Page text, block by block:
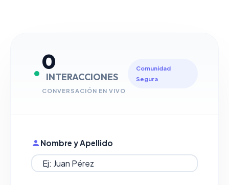
0
INTERACCIONES
CONVERSACIÓN EN VIVO
Comunidad
Segura
Nombre y Apellido